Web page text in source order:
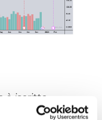
è iscritto
detiene gli